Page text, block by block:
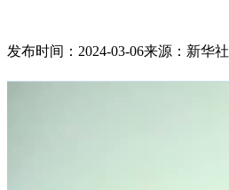
发布时间：2024-03-06来源：新华社